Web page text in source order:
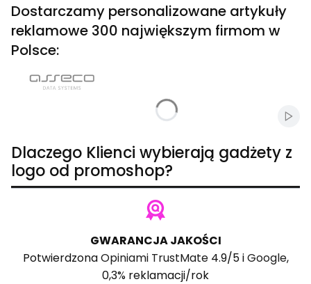
Dostarczamy personalizowane artykuły
reklamowe 300 największym firmom w
Polsce:
Dlaczego Klienci wybierają gadżety z
logo od promoshop?
GWARANCJA JAKOŚCI
PotwierdzonaOpiniami TrustMate4.9/5 iGoogle,
0,3% reklamacji/rok